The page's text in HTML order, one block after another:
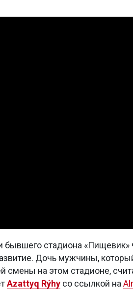
бывшего стадиона «Пищевик»
Дочь мужчины,
смены на этом стадионе,
Azattyq Rýhy со ссылкой на